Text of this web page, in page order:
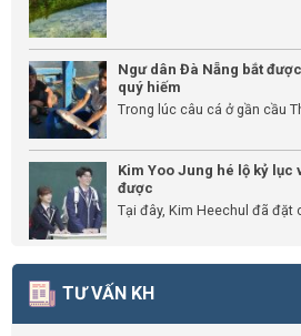
Ngư dân Đà Nẵng bắt
quý hiếm
Trong lúc câu cá ở gần cầu
Kim Yoo Jung hé lộ kỷ lục
được
Tại đây, Kim Heechul đã đặt
TƯ VẤN KH